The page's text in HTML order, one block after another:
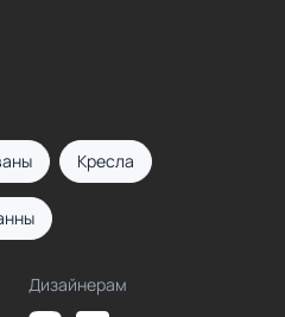
Кресла
Дизайнерам